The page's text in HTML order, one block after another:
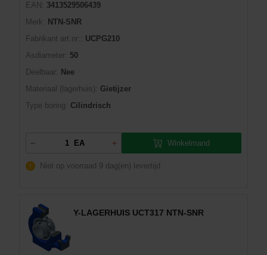
EAN:
3413529506439
Merk:
NTN-SNR
Fabrikant art.nr::
UCPG210
Asdiameter: 50
Deelbaar:
Nee
Materiaal (lagerhuis):
Gietijzer
Type boring:
Cilindrisch
EA Winkelmand
Niet op voorraad 9 dag(en) levertijd
Y-LAGERHUIS UCT317 NTN-SNR